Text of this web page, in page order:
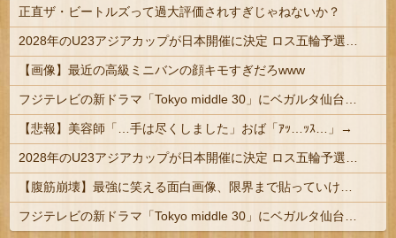
正直ザ・ビートルズって過大評価されすぎじゃねないか？
2028年のU23アジアカップが日本開催に決定 ロス五輪予選を兼ねた大会
【画像】最近の高級ミニバンの顔キモすぎだろwww
フジテレビの新ドラマ「Tokyo middle 30」にベガルタ仙台っぽいネタが登場
【悲報】美容師「…手は尽くしました」おば「ｱｯ…ｯｽ…」→
2028年のU23アジアカップが日本開催に決定 ロス五輪予選を兼ねた大会
【腹筋崩壊】最強に笑える面白画像、限界まで貼っていけｗｗｗ
フジテレビの新ドラマ「Tokyo middle 30」にベガルタ仙台っぽいネタが登場